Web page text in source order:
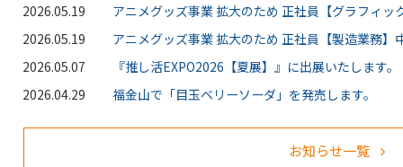
2026.05.19
アニメグッズ事業 拡大のため 正社員【グラフィッ
2026.05.19
アニメグッズ事業 拡大のため 正社員【製造業務】
2026.05.07
『推し活EXPO2026【夏展】』に出展いたします。
2026.04.29
福金山で「目玉ベリーソーダ」を発売します。
お知らせ一覧